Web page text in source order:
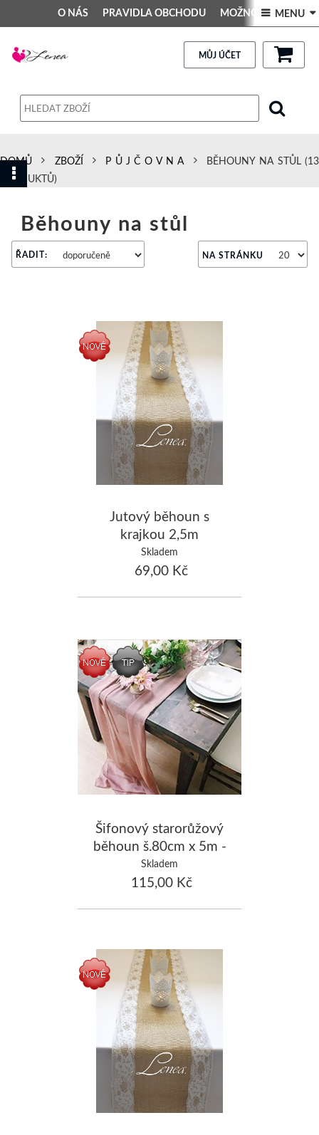
O NÁS PRAVIDLA OBCHODU MOŽNOSTI PLATBY
DEKORACE DO INTERIÉRU Kontakt GALERIE
 MENU 
MŮJ ÚČET
DOMŮ ZBOŽÍ P Ů J Č O V N A BĚHOUNY NA STŮL (13
PRODUKTŮ)
Běhouny na stůl
ŘADIT: NA STRÁNKU
Jutový běhoun s
krajkou 2,5m
Skladem
69,00 Kč
Šifonový starorůžový
běhoun š.80cm x 5m -
zapůjčení
Skladem
115,00 Kč